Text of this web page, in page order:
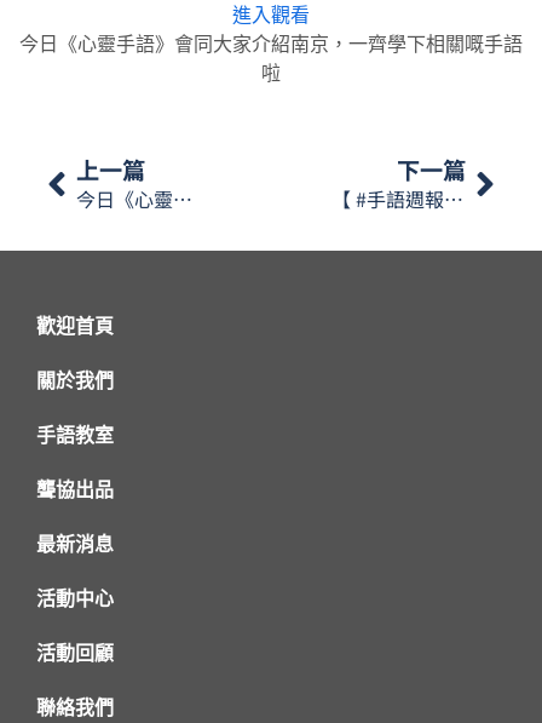
進入觀看
今日《心靈手語》會同大家介紹南京，一齊學下相關嘅手語
啦
上一篇
今日《心靈手語》會同大家講講上海的濃油赤醬，一齊學下相關嘅手語啦
下一篇
【 #手語週報】2025年1月第四期 🎬
歡迎首頁
關於我們
手語教室
聾協出品
最新消息
活動中心
活動回顧
聯絡我們